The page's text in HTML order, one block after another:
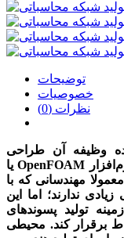
توضیحات
خصوصیات
نظرات (0)
وظیفه آن طراحی
OpenFOAMیا
مهندسانی که با
زیادی ندارند؛ اما این
تولید پسوندهای
برقرار کند. محیطی